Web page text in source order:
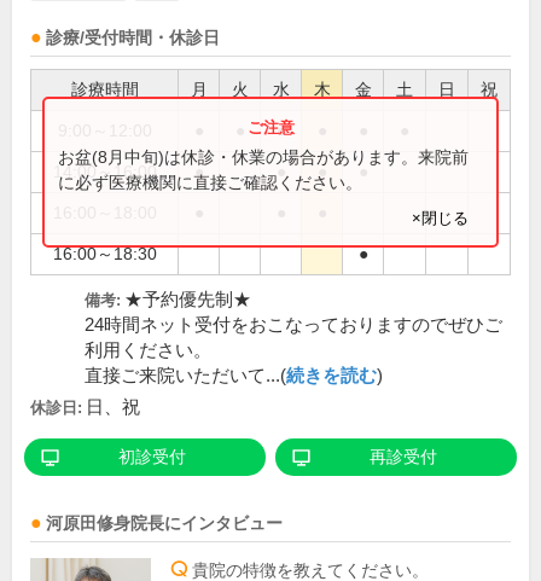
診療/受付時間・休診日
診療時間 月 火 水 木 金 土 日 祝
●
14:00～16:00 ● ● ● ●
16:00～18:30 ●
お盆(8月中旬)は休診・休業の場合があります。来院前
に必ず医療機関に直接ご確認ください。
×閉じる
備考: ★予約優先制★
24時間ネット受付をおこなっておりますのでぜひご
利用ください。
直接ご来院いただいて...(続きを読む)
休診日: 日、祝
初診受付 再診受付
河原田修身院長にインタビュー
貴院の特徴を教えてください。